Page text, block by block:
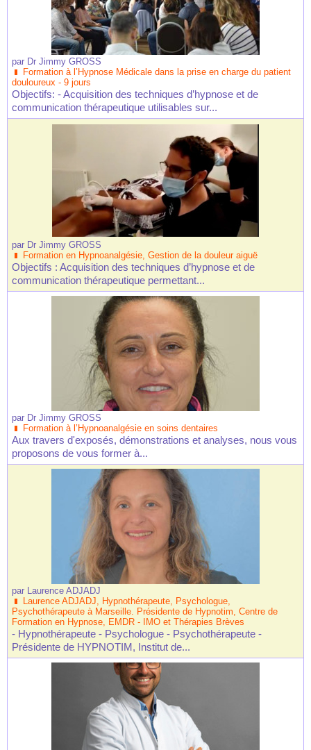
par Dr Jimmy GROSS
Formation à l’Hypnose Médicale dans la prise en charge du patient
douloureux - 9 jours
Objectifs: - Acquisition des techniques d’hypnose et de
communication thérapeutique utilisables sur...
par Dr Jimmy GROSS
Formation en Hypnoanalgésie, Gestion de la douleur aiguë
Objectifs : Acquisition des techniques d’hypnose et de
communication thérapeutique permettant...
par Dr Jimmy GROSS
Formation à l’Hypnoanalgésie en soins dentaires
Aux travers d'exposés, démonstrations et analyses, nous vous
proposons de vous former à...
par Laurence ADJADJ
Laurence ADJADJ, Hypnothérapeute, Psychologue,
Psychothérapeute à Marseille. Présidente de Hypnotim, Centre de
Formation en Hypnose, EMDR - IMO et Thérapies Brèves
- Hypnothérapeute - Psychologue - Psychothérapeute -
Présidente de HYPNOTIM, Institut de...